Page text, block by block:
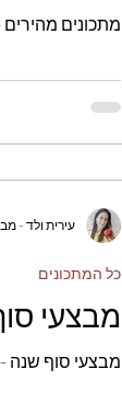
מתכונים
מבצעי
מבצעי סוף שנה
כל המתכונים
עירית ולד -